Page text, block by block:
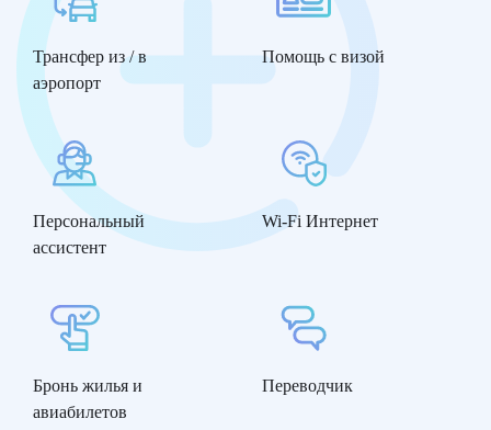
Трансфер из / в
аэропорт
Помощь с визой
Персональный
ассистент
Wi-Fi Интернет
Бронь жилья и
авиабилетов
Переводчик